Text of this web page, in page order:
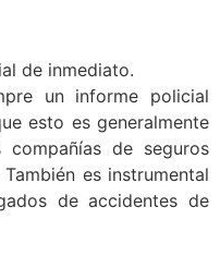
de inmediato.
un informe policial
esto es generalmente
de seguros
es instrumental
de accidentes de